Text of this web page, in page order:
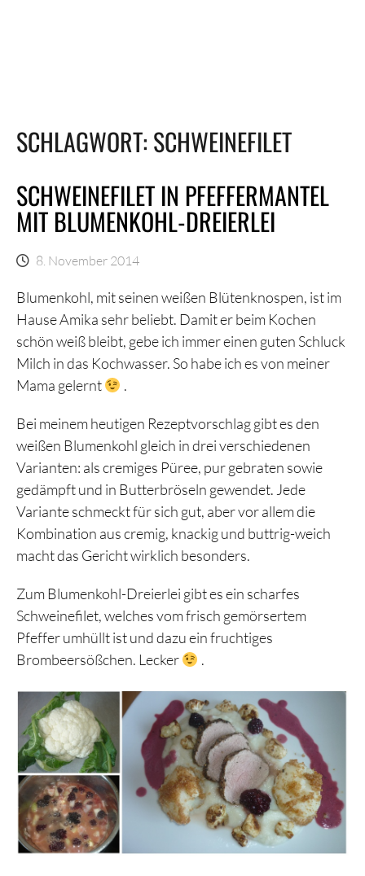
SCHLAGWORT: SCHWEINEFILET
SCHWEINEFILET IN PFEFFERMANTEL
MIT BLUMENKOHL-DREIERLEI
8. November 2014
Blumenkohl, mit seinen weißen Blütenknospen, ist im
Hause Amika sehr beliebt. Damit er beim Kochen
schön weiß bleibt, gebe ich immer einen guten Schluck
Milch in das Kochwasser. So habe ich es von meiner
Mama gelernt
.
Bei meinem heutigen Rezeptvorschlag gibt es den
weißen Blumenkohl gleich in drei verschiedenen
Varianten: als cremiges Püree, pur gebraten sowie
gedämpft und in Butterbröseln gewendet. Jede
Variante schmeckt für sich gut, aber vor allem die
Kombination aus cremig, knackig und buttrig-weich
macht das Gericht wirklich besonders.
Zum Blumenkohl-Dreierlei gibt es ein scharfes
Schweinefilet, welches vom frisch gemörsertem
Pfeffer umhüllt ist und dazu ein fruchtiges
Brombeersößchen. Lecker
.